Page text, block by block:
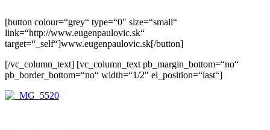
[button colour=“grey“ type=“0″ size=“small“
link=“http://www.eugenpaulovic.sk“
target=“_self“]www.eugenpaulovic.sk[/button]
[/vc_column_text] [vc_column_text pb_margin_bottom=“no“
pb_border_bottom=“no“ width=“1/2″ el_position=“last“]